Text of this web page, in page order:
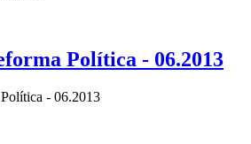
Política - 06.2013
- 06.2013